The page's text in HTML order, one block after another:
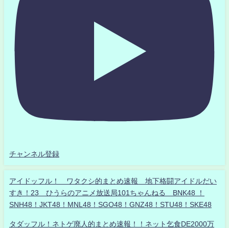
チャンネル登録
アイドッフル！ ワタクシ的まとめ速報 地下格闘アイドルだい
すき！23 ひうらのアニメ放送局101ちゃんねる BNK48 ！
SNH48！JKT48！MNL48！SGO48！GNZ48！STU48！SKE48
タダッフル！ネトゲ廃人的まとめ速報！！ネット乞食DE2000万